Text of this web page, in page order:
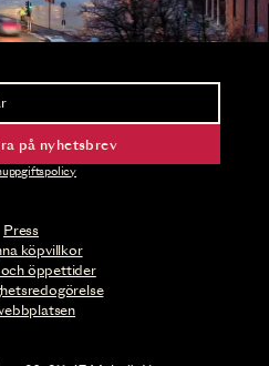
Press
köpvillkor
öppettider
och biljettsläpp.
på nyhetsbrev